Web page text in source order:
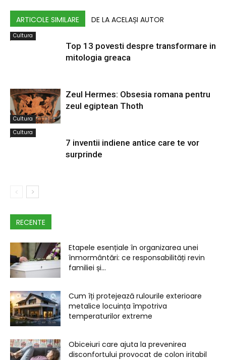
ARTICOLE SIMILARE DE LA ACELAȘI AUTOR
Cultura
Top 13 povesti despre transformare in
mitologia greaca
Cultura
Zeul Hermes: Obsesia romana pentru
zeul egiptean Thoth
Cultura
7 inventii indiene antice care te vor
surprinde
RECENTE
Etapele esențiale în organizarea unei
înmormântări: ce responsabilități revin
familiei și...
Cum îți protejează rulourile exterioare
metalice locuința împotriva
temperaturilor extreme
Obiceiuri care ajuta la prevenirea
disconfortului provocat de colon iritabil